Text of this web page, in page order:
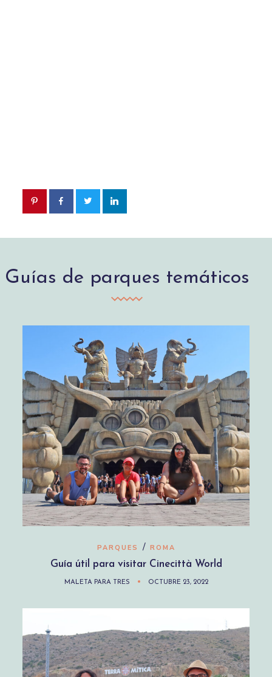
Guías de parques temáticos
PARQUES / ROMA
Guía útil para visitar Cinecittà World
MALETA PARA TRES OCTUBRE 23, 2022